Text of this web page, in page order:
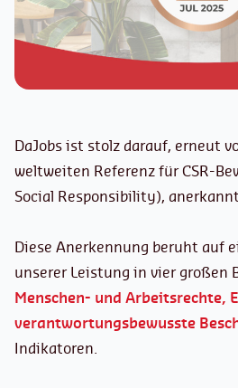
DaJobs ist stolz darauf, erneut
weltweiten Referenz für CSR-
Social Responsibility),
Diese Anerkennung beruht auf
unserer Leistung in vier großen
Menschen- und Arbeitsrechte,
verantwortungsbewusste
Indikatoren.